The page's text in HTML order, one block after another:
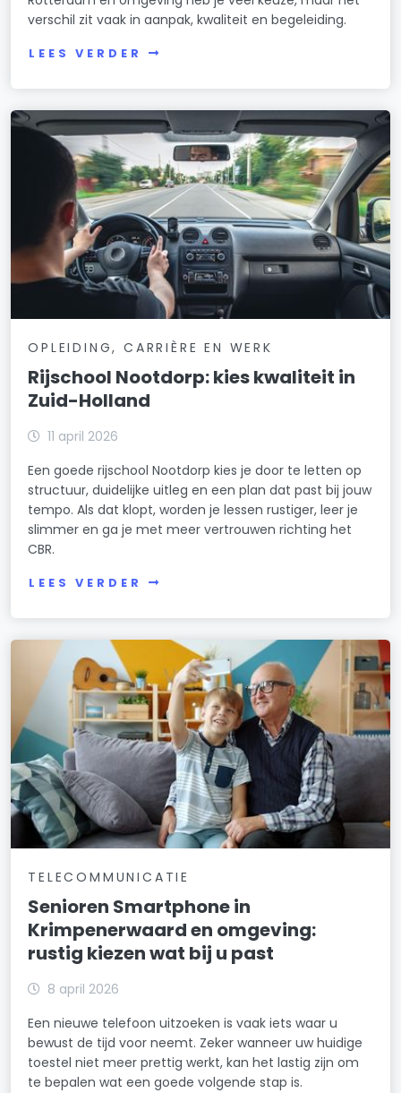
verschil zit vaak in aanpak, kwaliteit en begeleiding.
LEES VERDER
OPLEIDING, CARRIÈRE EN WERK
Rijschool Nootdorp: kies kwaliteit in
Zuid-Holland
11 april 2026
Een goede rijschool Nootdorp kies je door te letten op
structuur, duidelijke uitleg en een plan dat past bij jouw
tempo. Als dat klopt, worden je lessen rustiger, leer je
slimmer en ga je met meer vertrouwen richting het
CBR.
LEES VERDER
TELECOMMUNICATIE
Senioren Smartphone in
Krimpenerwaard en omgeving:
rustig kiezen wat bij u past
8 april 2026
Een nieuwe telefoon uitzoeken is vaak iets waar u
bewust de tijd voor neemt. Zeker wanneer uw huidige
toestel niet meer prettig werkt, kan het lastig zijn om
te bepalen wat een goede volgende stap is.